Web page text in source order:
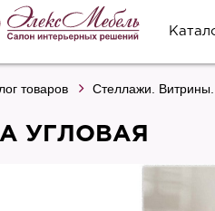
товаров Стеллажи.
УГЛОВАЯ